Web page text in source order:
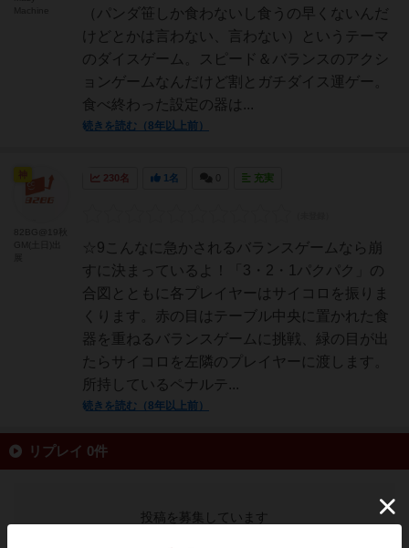
（パンダ笹しか食わないし食うの早くないんだ
けどとかは言わない、言わない）というテーマ
のダイスゲーム。スピード＆バランスのアクシ
ョンゲームなんだけど割とガチダイス運ゲー。
食べ終わった設定の器は...
続きを読む（8年以上前）
230名 1名 充実
☆9こんなに急かされるバランスゲームなら崩
すに決まっているよ！「3・2・1パクパク」の
合図とともに各プレイヤーはサイコロを振りま
くります。赤の目はテーブル中央に置かれた食
器を重ねるバランスゲームに挑戦、緑の目が出
たらサイコロを左隣のプレイヤーに渡します。
所持しているペナルテ...
続きを読む（8年以上前）
リプレイ 0件
投稿を募集しています